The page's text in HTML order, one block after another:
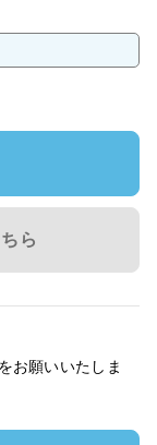
ら
お願いいたしま